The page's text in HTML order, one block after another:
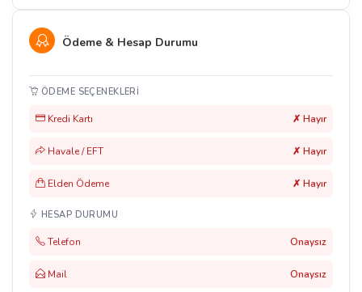
Ödeme & Hesap Durumu
ÖDEME SEÇENEKLERI
Kredi Kartı ✗ Hayır
Havale / EFT ✗ Hayır
Elden Ödeme ✗ Hayır
HESAP DURUMU
Telefon Onaysız
Mail Onaysız